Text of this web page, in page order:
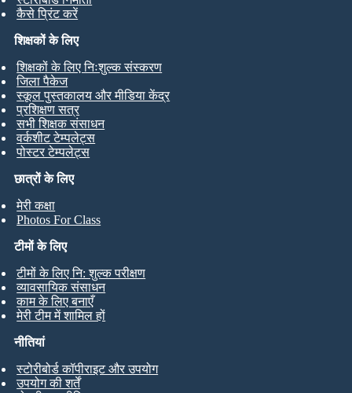
कैसे प्रिंट करें
छात्रों के लिए
मेरी कक्षा
Photos For Class
शिक्षकों के लिए
शिक्षकों के लिए निःशुल्क संस्करण
जिला पैकेज
स्कूल पुस्तकालय और मीडिया केंद्र
प्रशिक्षण सत्र
सभी शिक्षक संसाधन
वर्कशीट टेम्पलेट्स
पोस्टर टेम्पलेट्स
टीमों के लिए
टीमों के लिए नि: शुल्क परीक्षण
व्यावसायिक संसाधन
काम के लिए बनाएँ
मेरी टीम में शामिल हों
नीतियां
स्टोरीबोर्ड कॉपीराइट और उपयोग
उपयोग की शर्तें